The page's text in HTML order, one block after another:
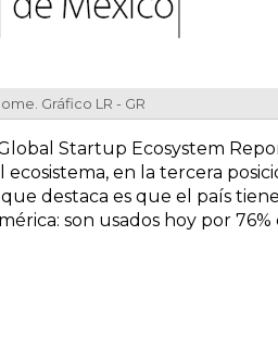
Gráfico LR - GR
Startup Ecosystem
en la tercera
destaca es que el país
son usados hoy por